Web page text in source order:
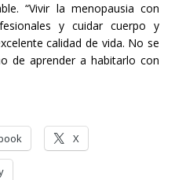
“Vivir la menopausia con
y cuidar cuerpo y
calidad de vida. No se
de aprender a habitarlo con
X